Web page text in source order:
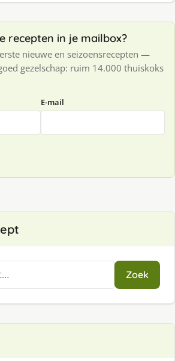
recepten in je mailbox?
nieuwe en seizoensrecepten —
gezelschap: ruim 14.000 thuiskoks
E-mail
Zoek